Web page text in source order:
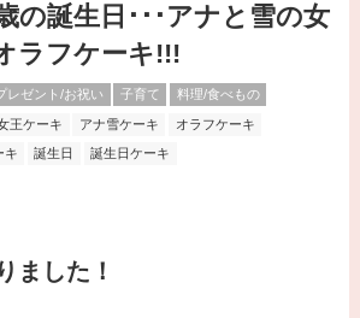
の誕生日･･･アナと雪の女
ラフケーキ!!!
レゼント/お祝い 子育て 料理/食べもの
王ケーキ アナ雪ケーキ オラフケーキ
キ 誕生日 誕生日ケーキ
ました！